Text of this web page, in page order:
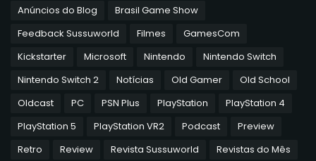
Anúncios do Blog
Brasil Game Show
Feedback Sussuworld
Filmes
GamesCom
Kickstarter
Microsoft Nintendo
Nintendo Switch
Nintendo Switch 2
Notícias Old Gamer
Old School
Oldcast
PC PSN Plus PlayStation
PlayStation 4
PlayStation 5
PlayStation VR2 Podcast
Preview
Retro
Review Revista Sussuworld
Revistas do Mês